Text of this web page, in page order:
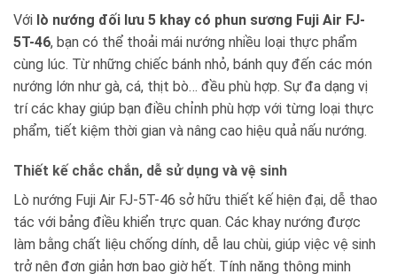
Với lò nướng đối lưu 5 khay có phun sương Fuji Air FJ-
5T-46, bạn có thể thoải mái nướng nhiều loại thực phẩm
cùng lúc. Từ những chiếc bánh nhỏ, bánh quy đến các món
nướng lớn như gà, cá, thịt bò… đều phù hợp. Sự đa dạng vị
trí các khay giúp bạn điều chỉnh phù hợp với từng loại thực
phẩm, tiết kiệm thời gian và nâng cao hiệu quả nấu nướng.
Thiết kế chắc chắn, dễ sử dụng và vệ sinh
Lò nướng Fuji Air FJ-5T-46 sở hữu thiết kế hiện đại, dễ thao
tác với bảng điều khiển trực quan. Các khay nướng được
làm bằng chất liệu chống dính, dễ lau chùi, giúp việc vệ sinh
trở nên đơn giản hơn bao giờ hết. Tính năng thông minh